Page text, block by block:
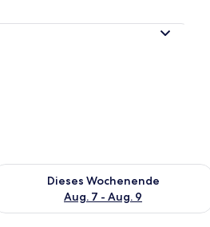
8 - Aug. 9.
Dieses Wochenende
Aug. 7 - Aug. 9
die Verfügbarkeit für